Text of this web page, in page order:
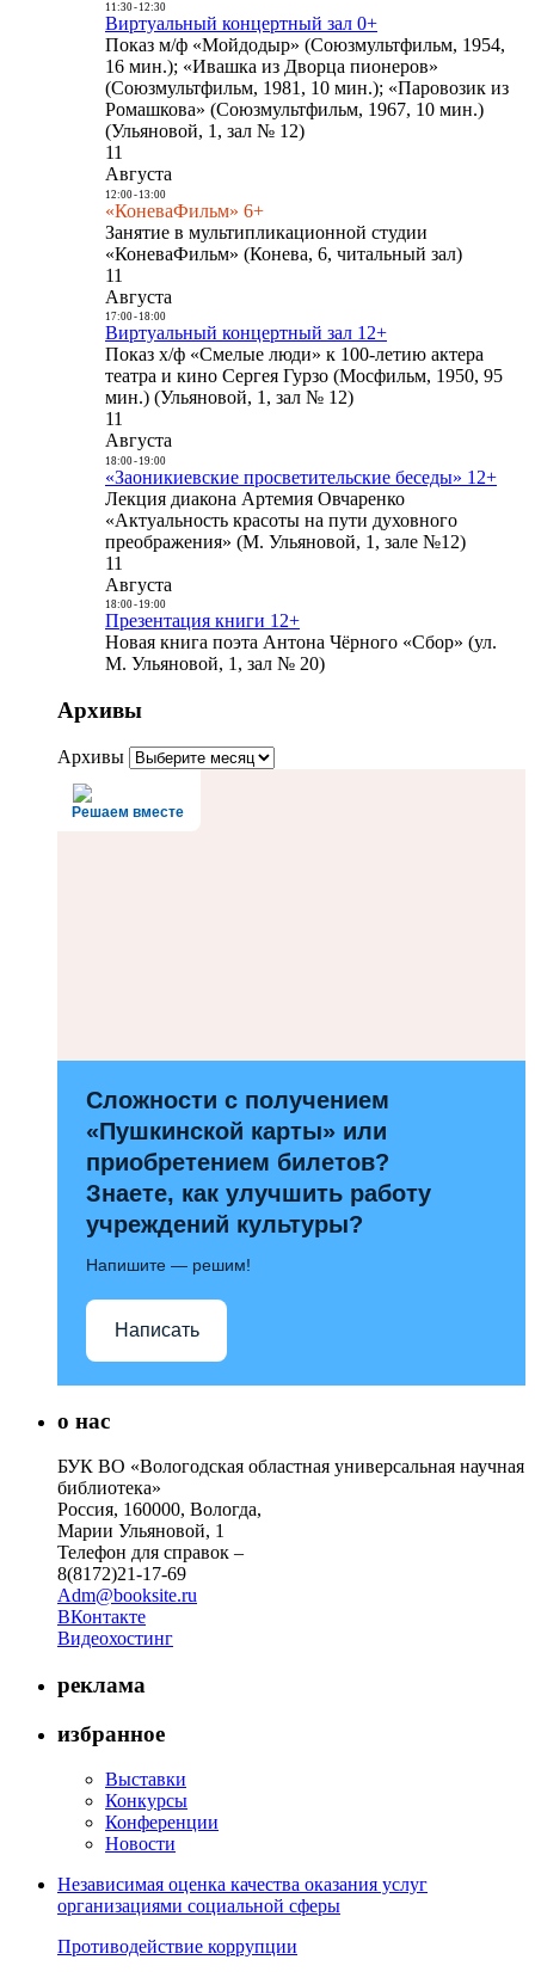
11:30- 12:30
Виртуальный концертный зал 0+
Показ м/ф «Мойдодыр» (Союзмультфильм, 1954,
16 мин.); «Ивашка из Дворца пионеров»
(Союзмультфильм, 1981, 10 мин.); «Паровозик из
Ромашкова» (Союзмультфильм, 1967, 10 мин.)
(Ульяновой, 1, зал № 12)
11
Августа
12:00- 13:00
«КоневаФильм» 6+
Занятие в мультипликационной студии
«КоневаФильм» (Конева, 6, читальный зал)
11
Августа
17:00- 18:00
Виртуальный концертный зал 12+
Показ х/ф «Смелые люди» к 100-летию актера
театра и кино Сергея Гурзо (Мосфильм, 1950, 95
мин.) (Ульяновой, 1, зал № 12)
11
Августа
18:00- 19:00
«Заоникиевские просветительские беседы» 12+
Лекция диакона Артемия Овчаренко
«Актуальность красоты на пути духовного
преображения» (М. Ульяновой, 1, зале №12)
11
Августа
18:00- 19:00
Презентация книги 12+
Новая книга поэта Антона Чёрного «Сбор» (ул.
М. Ульяновой, 1, зал № 20)
Архивы
Архивы
Решаем вместе
Сложности с получением
«Пушкинской карты» или
приобретением билетов?
Знаете, как улучшить работу
учреждений культуры?
Напишите — решим!
Написать
о нас
БУК ВО «Вологодская областная универсальная научная
библиотека»
Россия, 160000, Вологда,
Марии Ульяновой, 1
Телефон для справок –
8(8172)21-17-69
Adm@booksite.ru
ВКонтакте
Видеохостинг
реклама
избранное
Выставки
Конкурсы
Конференции
Новости
Независимая оценка качества оказания услуг
организациями социальной сферы
Противодействие коррупции